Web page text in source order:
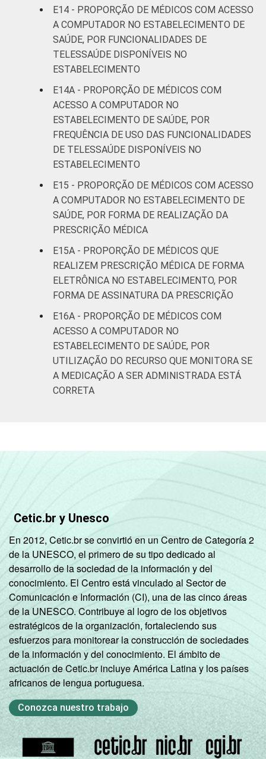
E14 - PROPORÇÃO DE MÉDICOS COM ACESSO
A COMPUTADOR NO ESTABELECIMENTO DE
SAÚDE, POR FUNCIONALIDADES DE
TELESSAÚDE DISPONÍVEIS NO
ESTABELECIMENTO
E14A - PROPORÇÃO DE MÉDICOS COM
ACESSO A COMPUTADOR NO
ESTABELECIMENTO DE SAÚDE, POR
FREQUÊNCIA DE USO DAS FUNCIONALIDADES
DE TELESSAÚDE DISPONÍVEIS NO
ESTABELECIMENTO
E15 - PROPORÇÃO DE MÉDICOS COM ACESSO
A COMPUTADOR NO ESTABELECIMENTO DE
SAÚDE, POR FORMA DE REALIZAÇÃO DA
PRESCRIÇÃO MÉDICA
E15A - PROPORÇÃO DE MÉDICOS QUE
REALIZEM PRESCRIÇÃO MÉDICA DE FORMA
ELETRÔNICA NO ESTABELECIMENTO, POR
FORMA DE ASSINATURA DA PRESCRIÇÃO
E16A - PROPORÇÃO DE MÉDICOS COM
ACESSO A COMPUTADOR NO
ESTABELECIMENTO DE SAÚDE, POR
UTILIZAÇÃO DO RECURSO QUE MONITORA SE
A MEDICAÇÃO A SER ADMINISTRADA ESTÁ
CORRETA
Cetic.br y Unesco
En 2012, Cetic.br se convirtió en un Centro de Categoría 2
de la UNESCO, el primero de su tipo dedicado al
desarrollo de la sociedad de la información y del
conocimiento. El Centro está vinculado al Sector de
Comunicación e Información (CI), una de las cinco áreas
de la UNESCO. Contribuye al logro de los objetivos
estratégicos de la organización, fortaleciendo sus
esfuerzos para monitorear la construcción de sociedades
de la información y del conocimiento. El ámbito de
actuación de Cetic.br incluye América Latina y los países
africanos de lengua portuguesa.
Conozca nuestro trabajo